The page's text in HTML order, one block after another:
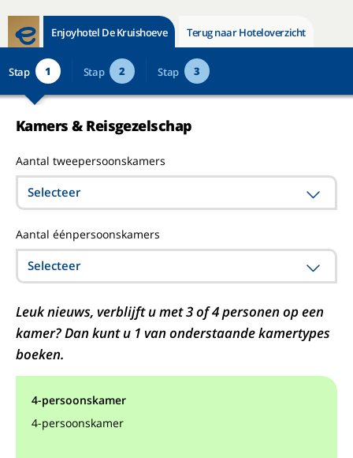
Enjoyhotel De Kruishoeve Terug naar Hoteloverzicht
Stap 1 Stap 2 Stap 3
Kamers & Reisgezelschap
Aantal tweepersoonskamers
Selecteer
Aantal éénpersoonskamers
Selecteer
Leuk nieuws, verblijft u met 3 of 4 personen op een
kamer? Dan kunt u 1 van onderstaande kamertypes
boeken.
4-persoonskamer
4-persoonskamer